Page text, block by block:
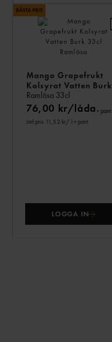
Mango Grapefrukt
Kolsyrat Vatten Burk
Ramlösa 33cl
76,00 kr/låda+ pant
Jmf.pris 11,52 kr/ l + pant
LOGGA IN